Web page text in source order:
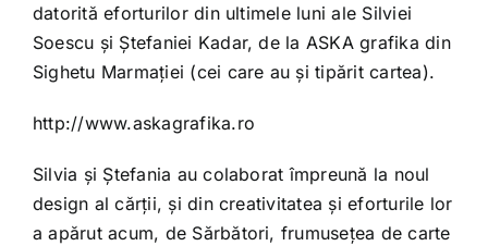
datorită eforturilor din ultimele luni ale Silviei
Soescu și Ștefaniei Kadar, de la ASKA grafika din
Sighetu Marmației (cei care au și tipărit cartea).
http://www.askagrafika.ro
Silvia și Ștefania au colaborat împreună la noul
design al cărții, și din creativitatea și eforturile lor
a apărut acum, de Sărbători, frumusețea de carte